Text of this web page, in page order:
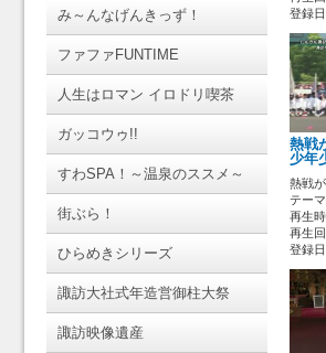
み～んなげんきっず！
ファファFUNTIME
人生はロマン イロドリ喫茶
ガッコウゥ!!
すわSPA！～温泉のススメ～
街ぶら！
ひらめきシリーズ
諏訪大社式年造営御柱大祭
諏訪映像遺産
登録
熱戦
少年
熱戦
テー
再生
再生
登録